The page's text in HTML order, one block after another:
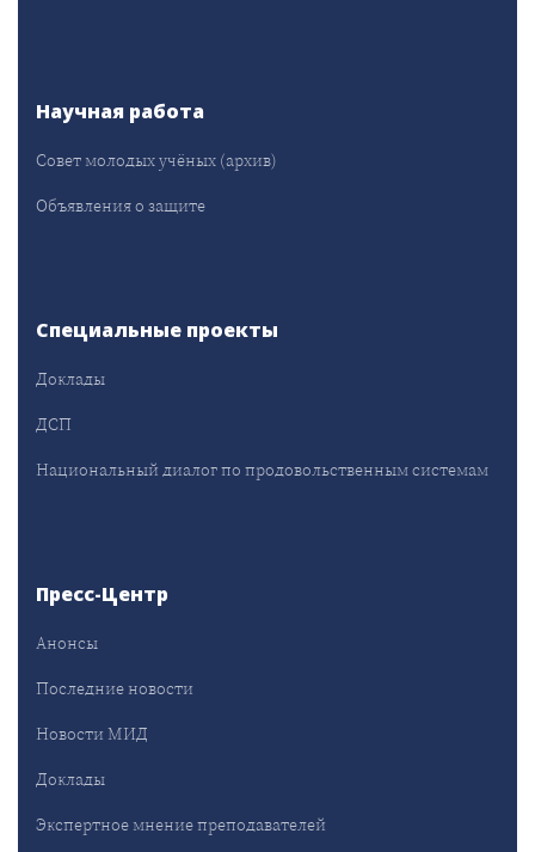
Научная работа
Совет молодых учёных (архив)
Объявления о защите
Специальные проекты
Доклады
ДСП
Национальный диалог по продовольственным системам
Пресс-Центр
Анонсы
Последние новости
Новости МИД
Доклады
Экспертное мнение преподавателей